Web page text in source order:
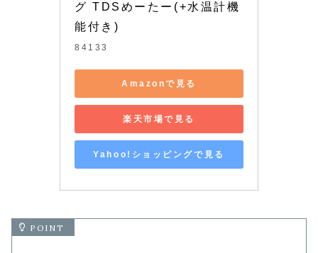
グ TDSめーたー(+水温計機
能付き)
84133
Amazonで見る
楽天市場で見る
Yahoo!ショッピングで見る